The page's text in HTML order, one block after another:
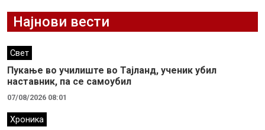
Најнови вести
Свет
Пукање во училиште во Тајланд, ученик убил
наставник, па се самоубил
07/08/2026 08:01
Хроника